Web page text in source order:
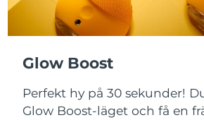
Glow Boost
Perfekt hy på 30 sekunder!
Glow Boost-läget och få en
Sverige Förväntad
Thailand